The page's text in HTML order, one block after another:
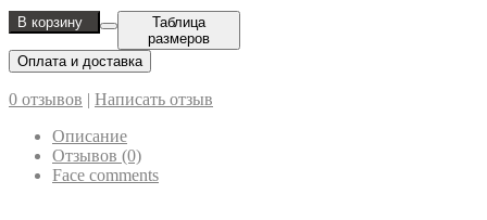
В корзину
Таблица
размеров
Оплата и доставка
0 отзывов | Написать отзыв
Описание
Отзывов (0)
Face comments